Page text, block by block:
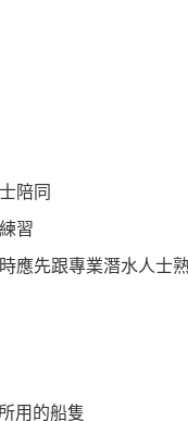
陪同
習
應先跟專業潛水人士
用的船隻